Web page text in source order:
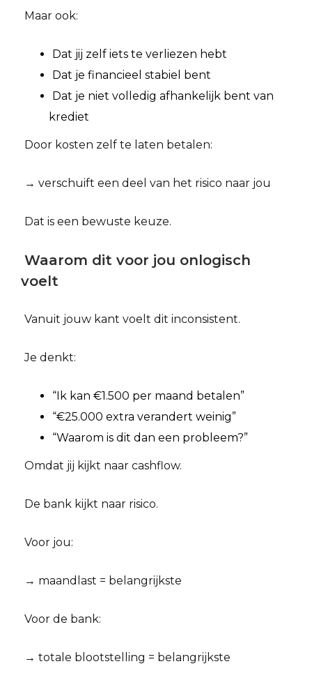
Maar ook:
Dat jij zelf iets te verliezen hebt
Dat je financieel stabiel bent
Dat je niet volledig afhankelijk bent van
krediet
Door kosten zelf te laten betalen:
→ verschuift een deel van het risico naar jou
Dat is een bewuste keuze.
Waarom dit voor jou onlogisch
voelt
Vanuit jouw kant voelt dit inconsistent.
Je denkt:
“Ik kan €1.500 per maand betalen”
“€25.000 extra verandert weinig”
“Waarom is dit dan een probleem?”
Omdat jij kijkt naar cashflow.
De bank kijkt naar risico.
Voor jou:
→ maandlast = belangrijkste
Voor de bank:
→ totale blootstelling = belangrijkste